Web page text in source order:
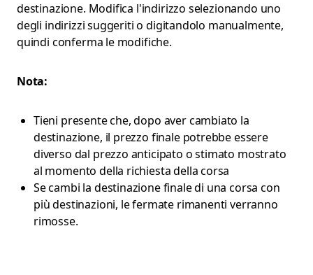
destinazione. Modifica l'indirizzo selezionando uno
degli indirizzi suggeriti o digitandolo manualmente,
quindi conferma le modifiche.
Nota:
Tieni presente che, dopo aver cambiato la
destinazione, il prezzo finale potrebbe essere
diverso dal prezzo anticipato o stimato mostrato
al momento della richiesta della corsa
Se cambi la destinazione finale di una corsa con
più destinazioni, le fermate rimanenti verranno
rimosse.